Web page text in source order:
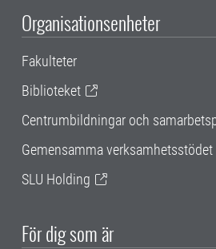
Organisationsenheter
Fakulteter
Biblioteket
Centrumbildningar och
Gemensamma verksamhetsstödet
SLU Holding
För dig som är